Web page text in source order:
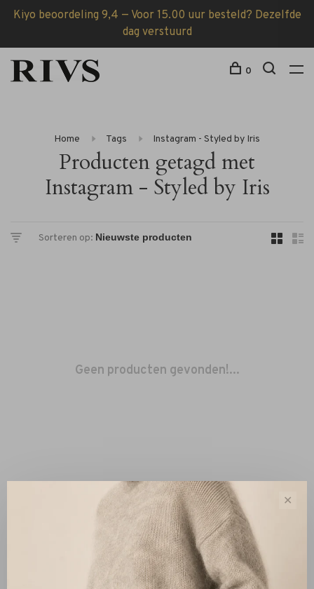
Kiyo beoordeling 9,4 — Voor 15.00 uur besteld? Dezelfde
dag verstuurd
0
Home Tags Instagram - Styled by Iris
Producten getagd met
Instagram - Styled by Iris
Sorteren op:
Geen producten gevonden!...
Toon 1 - 0 van 0
✕